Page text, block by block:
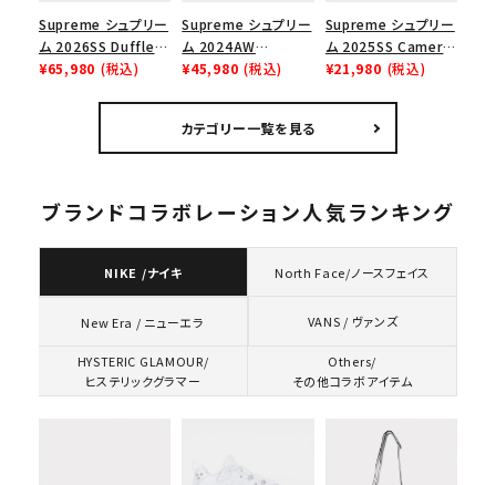
Supreme シュプリー
ム 2026SS Duffle
Bag ダッフルバッグ
¥65,980 (税込)
Supreme シュプリー
ム 2024AW
Leather Shoulder
¥45,980 (税込)
Supreme シュプリー
ム 2025SS Camera
Bag + Mini Pouch
¥21,980 (税込)
カテゴリー一覧を見る
ブランドコラボレーション人気ランキング
NIKE /ナイキ North Face/ノースフェイス
New Era / ニューエラ VANS / ヴァンズ
HYSTERIC GLAMOUR/
ヒステリックグラマー
Others/
その他コラボアイテム